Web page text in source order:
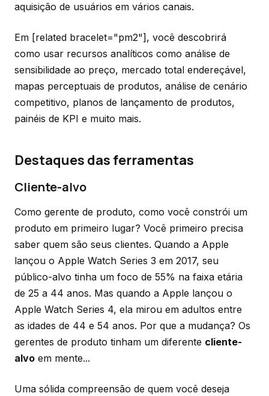
aquisição de usuários em vários canais.
Em [related bracelet="pm2"], você descobrirá
como usar recursos analíticos como análise de
sensibilidade ao preço, mercado total endereçável,
mapas perceptuais de produtos, análise de cenário
competitivo, planos de lançamento de produtos,
painéis de KPI e muito mais.
Destaques das ferramentas
Cliente-alvo
Como gerente de produto, como você constrói um
produto em primeiro lugar? Você primeiro precisa
saber quem são seus clientes. Quando a Apple
lançou o Apple Watch Series 3 em 2017, seu
público-alvo tinha um foco de 55% na faixa etária
de 25 a 44 anos. Mas quando a Apple lançou o
Apple Watch Series 4, ela mirou em adultos entre
as idades de 44 e 54 anos. Por que a mudança? Os
gerentes de produto tinham um diferente cliente-
alvo em mente...
Uma sólida compreensão de quem você deseja